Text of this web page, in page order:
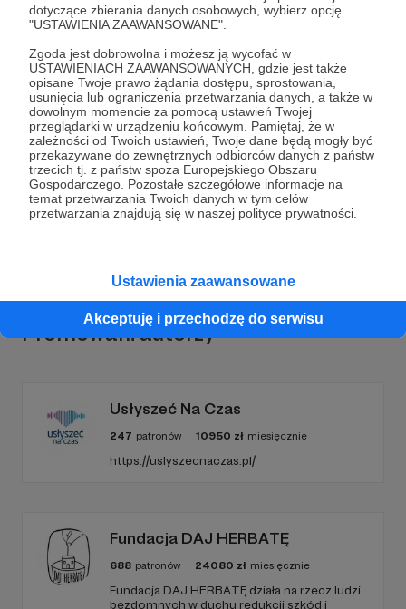
dotyczące zbierania danych osobowych, wybierz opcję
"USTAWIENIA ZAAWANSOWANE".
Zgoda jest dobrowolna i możesz ją wycofać w
USTAWIENIACH ZAAWANSOWANYCH, gdzie jest także
opisane Twoje prawo żądania dostępu, sprostowania,
usunięcia lub ograniczenia przetwarzania danych, a także w
dowolnym momencie za pomocą ustawień Twojej
przeglądarki w urządzeniu końcowym. Pamiętaj, że w
zależności od Twoich ustawień, Twoje dane będą mogły być
przekazywane do zewnętrznych odbiorców danych z państw
trzecich tj. z państw spoza Europejskiego Obszaru
Gospodarczego. Pozostałe szczegółowe informacje na
temat przetwarzania Twoich danych w tym celów
przetwarzania znajdują się w naszej polityce prywatności.
Ustawienia zaawansowane
Akceptuję i przechodzę do serwisu
Dołącz do grona Patronów!
Wesprzyj działalność Autora TORUŃSKA FUNDACJA
ROZWOJU "WSZYSTKO JEST MOŻLIWE"już teraz!
Promowani autorzy
Usłyszeć Na Czas
247 patronów 10950 zł miesięcznie
https://uslyszecnaczas.pl/
Fundacja DAJ HERBATĘ
688 patronów 24080 zł miesięcznie
Fundacja DAJ HERBATĘ działa na rzecz ludzi
bezdomnych w duchu redukcji szkód i